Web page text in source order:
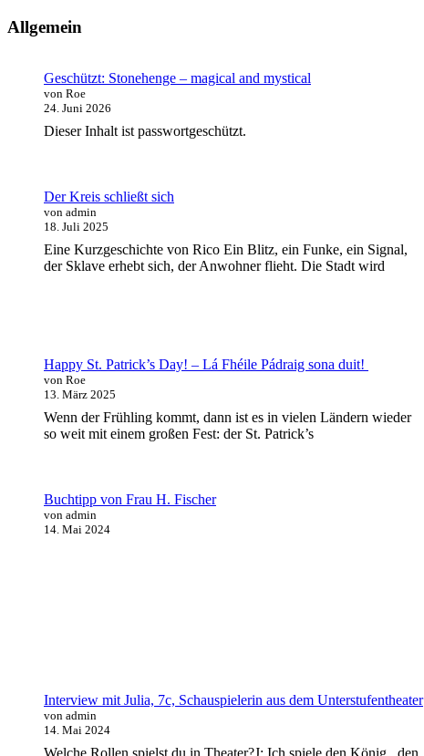
Allgemein
Geschützt: Stonehenge – magical and mystical
von Roe
24. Juni 2026
Dieser Inhalt ist passwortgeschützt.
Der Kreis schließt sich
von admin
18. Juli 2025
Eine Kurzgeschichte von Rico Ein Blitz, ein Funke, ein Signal,
der Sklave erhebt sich, der Anwohner flieht. Die Stadt wird
Happy St. Patrick’s Day! – Lá Fhéile Pádraig sona duit!
von Roe
13. März 2025
Wenn der Frühling kommt, dann ist es in vielen Ländern wieder
so weit mit einem großen Fest: der St. Patrick’s
Buchtipp von Frau H. Fischer
von admin
14. Mai 2024
Interview mit Julia, 7c, Schauspielerin aus dem Unterstufentheater
von admin
14. Mai 2024